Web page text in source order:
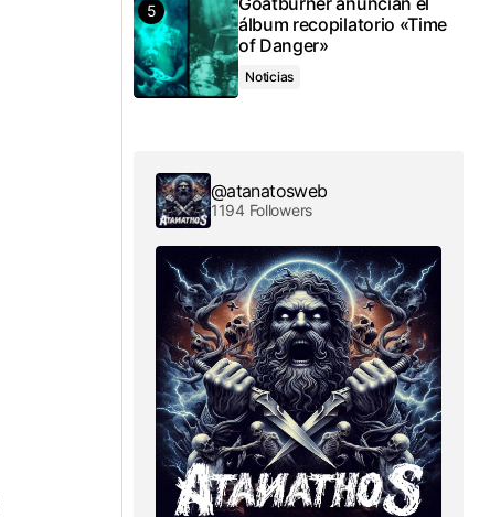
álbum recopilatorio «Time
of Danger»
Noticias
@atanatosweb
1194 Followers